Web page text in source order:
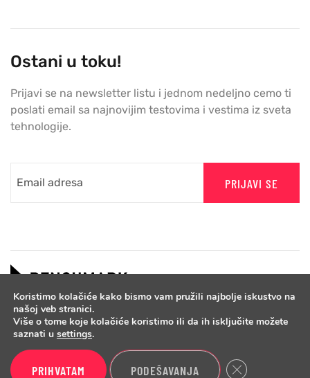
Ostani u toku!
Prijavi se na newsletter listu i jednom nedeljno cemo ti
poslati email sa najnovijim testovima i vestima iz sveta
tehnologije.
PRIJAVI SE
Koristimo kolačiće kako bismo vam pružili najbolje iskustvo na
našoj veb stranici.
Više o tome koje kolačiće koristimo ili da ih isključite možete
saznati u settings.
PRIHVATAM PODEŠAVANJA Close GDPR